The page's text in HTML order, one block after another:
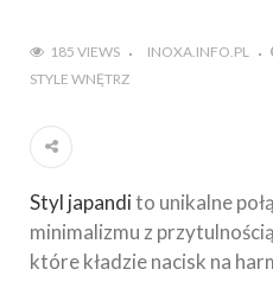
185 VIEWS INOXA.INFO.PL
STYLE WNĘTRZ
Styl japandito unikalne
minimalizmu z
które kładzie nacisk na